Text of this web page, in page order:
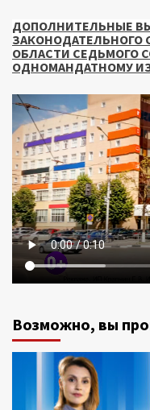
ДОПОЛНИТЕЛЬНЫЕ
ЗАКОНОДАТЕЛЬНОГО
ОБЛАСТИ СЕДЬМОГО
ОДНОМАНДАТНОМУ
Возможно, вы